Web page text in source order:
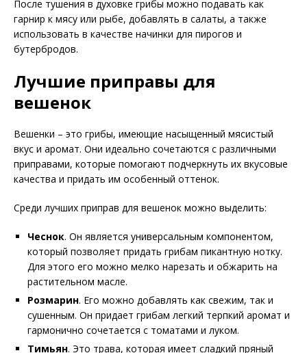
После тушения в духовке грибы можно подавать как
гарнир к мясу или рыбе, добавлять в салаты, а также
использовать в качестве начинки для пирогов и
бутербродов.
Лучшие приправы для
вешенок
Вешенки – это грибы, имеющие насыщенный мясистый
вкус и аромат. Они идеально сочетаются с различными
приправами, которые помогают подчеркнуть их вкусовые
качества и придать им особенный оттенок.
Среди лучших приправ для вешенок можно выделить:
Чеснок. Он является универсальным компонентом,
который позволяет придать грибам пикантную нотку.
Для этого его можно мелко нарезать и обжарить на
растительном масле.
Розмарин. Его можно добавлять как свежим, так и
сушенным. Он придает грибам легкий терпкий аромат и
гармонично сочетается с томатами и луком.
Тимьян. Это трава, которая имеет сладкий пряный